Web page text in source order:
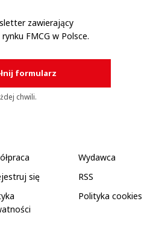
zawierający
FMCG w Polsce.
formularz
chwili.
Wydawca
się
RSS
Polityka cookies